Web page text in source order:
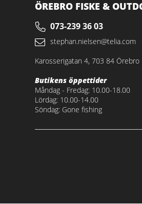
ÖREBRO FISKE &
073-239 36 03
stephan.nielsen@telia.com
Karosserigatan 4, 703 84 Örebro
Butikens öppettider
Måndag - Fredag: 10.00-18.00
Lördag: 10.00-14.00
Söndag: Gone fishing